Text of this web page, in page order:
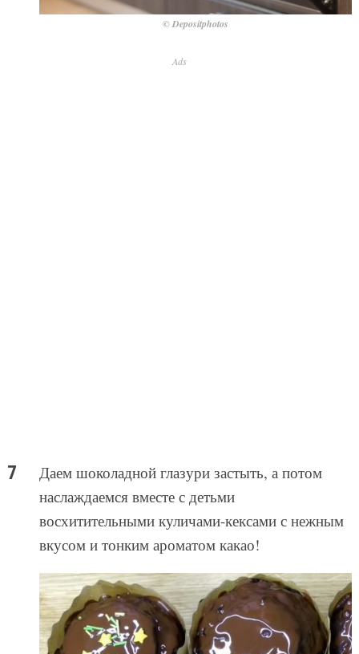
© Depositphotos
Ads
Даем шоколадной глазури застыть, а потом
наслаждаемся вместе с детьми
восхитительными куличами-кексами с нежным
вкусом и тонким ароматом какао!